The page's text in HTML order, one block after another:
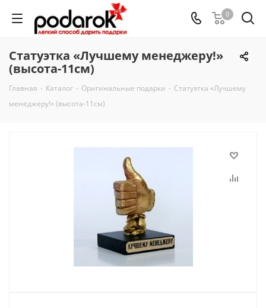
0
Статуэтка «Лучшему менеджеру!»
(высота-11см)
Главная - Каталог - Оригинальные подарки - Статуэтка «Лучшему
менеджеру!» (высота-11см)